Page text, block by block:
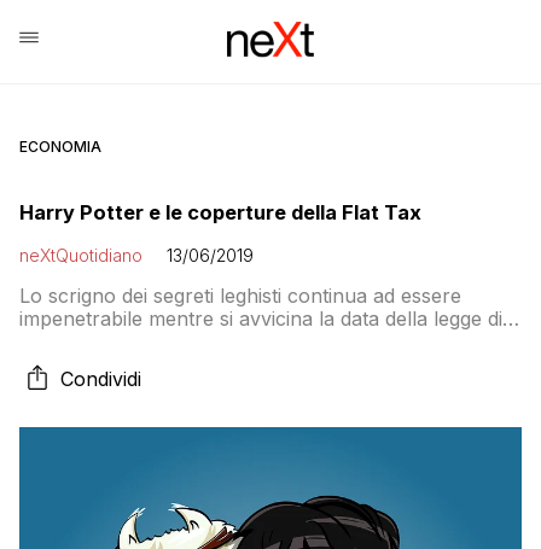
ECONOMIA
Harry Potter e le coperture della Flat Tax
neXtQuotidiano 13/06/2019
Lo scrigno dei segreti leghisti continua ad essere
impenetrabile mentre si avvicina la data della legge di
non propongano di coprire la flat tax con i minibot,
cosa che rappresenterebbe un meraviglioso circolo
Condividi